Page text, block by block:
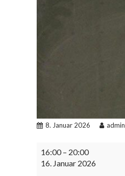
8. Januar 2026 admin
Arbeitskreis
goes
Uni
16:00 – 20:00
16. Januar 2026